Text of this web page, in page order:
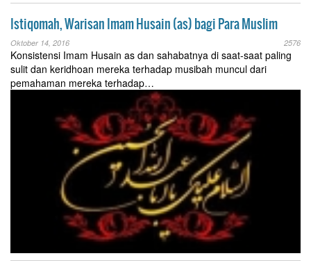
Istiqomah, Warisan Imam Husain (as) bagi Para Muslim
Oktober 14, 2016 2576
Konsistensi Imam Husain as dan sahabatnya di saat-saat paling
sulit dan keridhoan mereka terhadap musibah muncul dari
pemahaman mereka terhadap…